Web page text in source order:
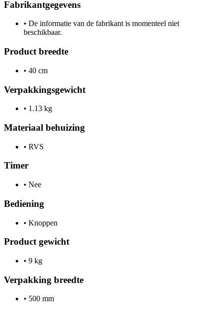
Fabrikantgegevens
• De informatie van de fabrikant is momenteel niet
beschikbaar.
Product breedte
• 40 cm
Verpakkingsgewicht
• 1.13 kg
Materiaal behuizing
• RVS
Timer
• Nee
Bediening
• Knoppen
Product gewicht
• 9 kg
Verpakking breedte
• 500 mm